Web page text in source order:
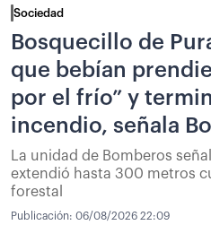
Sociedad
Bosquecillo de
que bebían
por el frío” y
incendio, señala
La unidad de Bomberos
extendió hasta 300 metros
forestal
Publicación: 06/08/2026 22:09